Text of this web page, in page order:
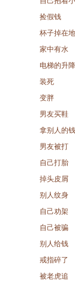
捡假钱
杯子掉在
家中有水
电梯的升降
装死
变胖
男友买鞋
拿别人的钱
男友被打
自己打胎
掉头皮屑
别人纹身
自己劝架
自己被骗
别人给钱
戒指碎了
被老虎追